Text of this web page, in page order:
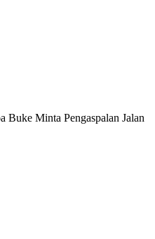
Buke Minta Pengaspalan Jalan